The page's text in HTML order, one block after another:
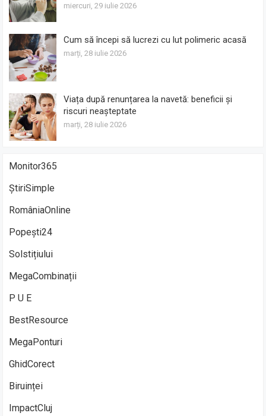
miercuri, 29 iulie 2026
Cum să începi să lucrezi cu lut polimeric acasă
marți, 28 iulie 2026
Viața după renunțarea la navetă: beneficii și
riscuri neașteptate
marți, 28 iulie 2026
Monitor365
ȘtiriSimple
RomâniaOnline
Popești24
Solstițiului
MegaCombinații
P U E
BestResource
MegaPonturi
GhidCorect
Biruinței
ImpactCluj